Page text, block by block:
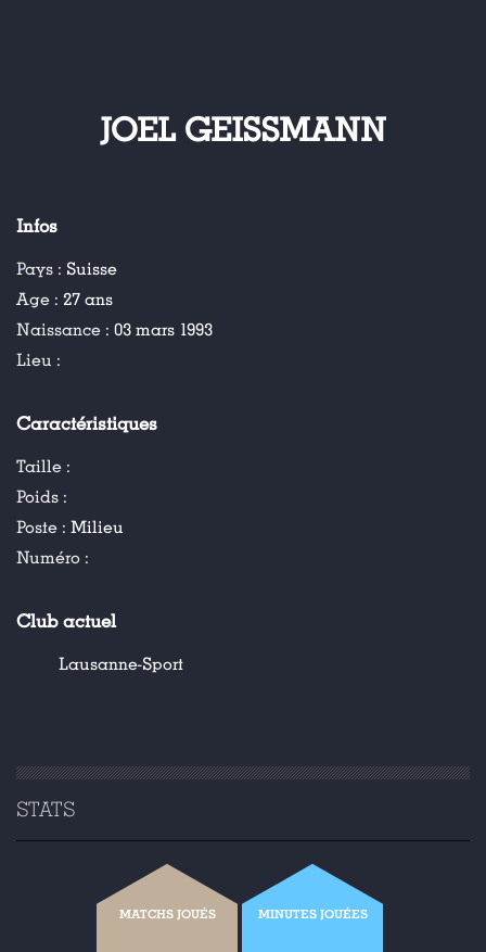
JOEL GEISSMANN
Infos
Pays : Suisse
Age : 27 ans
Naissance : 03 mars 1993
Lieu :
Caractéristiques
Taille :
Poids :
Poste : Milieu
Numéro :
Club actuel
Lausanne-Sport
STATS
MATCHS JOUÉS MINUTES JOUÉES